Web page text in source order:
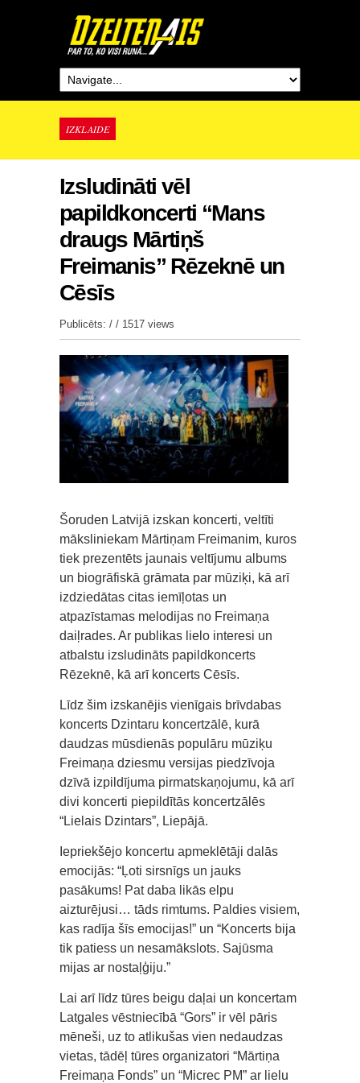
IZKLAIDE
Izsludināti vēl
papildkoncerti “Mans
draugs Mārtiņš
Freimanis” Rēzeknē un
Cēsīs
Publicēts: / / 1517 views
Šoruden Latvijā izskan koncerti, veltīti
māksliniekam Mārtiņam Freimanim, kuros
tiek prezentēts jaunais veltījumu albums
un biogrāfiskā grāmata par mūziķi, kā arī
izdziedātas citas iemīļotas un
atpazīstamas melodijas no Freimaņa
daiļrades. Ar publikas lielo interesi un
atbalstu izsludināts papildkoncerts
Rēzeknē, kā arī koncerts Cēsīs.
Līdz šim izskanējis vienīgais brīvdabas
koncerts Dzintaru koncertzālē, kurā
daudzas mūsdienās populāru mūziķu
Freimaņa dziesmu versijas piedzīvoja
dzīvā izpildījuma pirmatskaņojumu, kā arī
divi koncerti piepildītās koncertzālēs
“Lielais Dzintars”, Liepājā.
Iepriekšējo koncertu apmeklētāji dalās
emocijās: “Ļoti sirsnīgs un jauks
pasākums! Pat daba likās elpu
aizturējusi… tāds rimtums. Paldies visiem,
kas radīja šīs emocijas!” un “Koncerts bija
tik patiess un nesamākslots. Sajūsma
mijas ar nostaļģiju.”
Lai arī līdz tūres beigu daļai un koncertam
Latgales vēstniecībā “Gors” ir vēl pāris
mēneši, uz to atlikušas vien nedaudzas
vietas, tādēļ tūres organizatori “Mārtiņa
Freimaņa Fonds” un “Micrec PM” ar lielu